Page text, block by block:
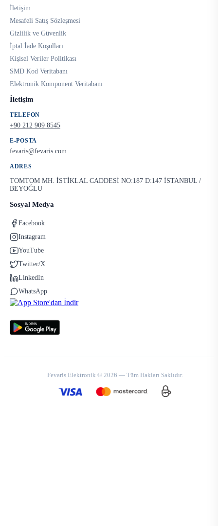
İletişim
Mesafeli Satış Sözleşmesi
Gizlilik ve Güvenlik
İptal İade Koşulları
Kişisel Veriler Politikası
SMD Kod Veritabanı
Elektronik Komponent Veritabanı
İletişim
TELEFON
+90 212 909 8545
E-POSTA
fevaris@fevaris.com
ADRES
TOMTOM MH. İSTİKLAL CADDESİ NO:187 D:147 İSTANBUL /
BEYOĞLU
Sosyal Medya
Facebook
Instagram
YouTube
Twitter/X
LinkedIn
WhatsApp
Fevaris Elektronik © 2026 — Tüm Hakları Saklıdır.